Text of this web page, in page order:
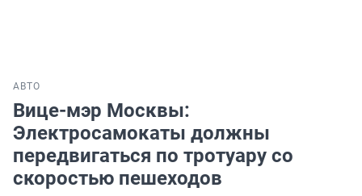
АВТО
Вице-мэр Москвы:
Электросамокаты должны
передвигаться по тротуару со
скоростью пешеходов